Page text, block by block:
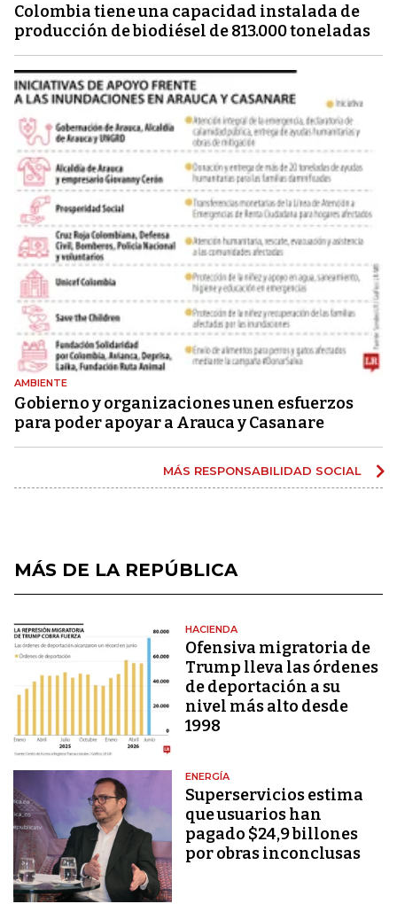
Colombia tiene una capacidad instalada de
producción de biodiésel de 813.000 toneladas
AMBIENTE
Gobierno y organizaciones unen esfuerzos
para poder apoyar a Arauca y Casanare
MÁS RESPONSABILIDAD SOCIAL
MÁS DE LA REPÚBLICA
HACIENDA
Ofensiva migratoria de
Trump lleva las órdenes
de deportación a su
nivel más alto desde
1998
ENERGÍA
Superservicios estima
que usuarios han
pagado $24,9 billones
por obras inconclusas